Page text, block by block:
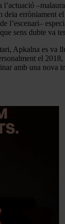
l’actuació
deia erròniament
l’escenari–
sens dubte va
Apkalna es va
el
amb una nova